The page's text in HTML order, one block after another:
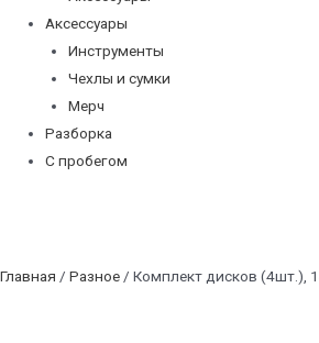
Аксессуары
Инструменты
Чехлы и сумки
Мерч
Разборка
С пробегом
Главная / Разное / Комплект дисков (4шт.),